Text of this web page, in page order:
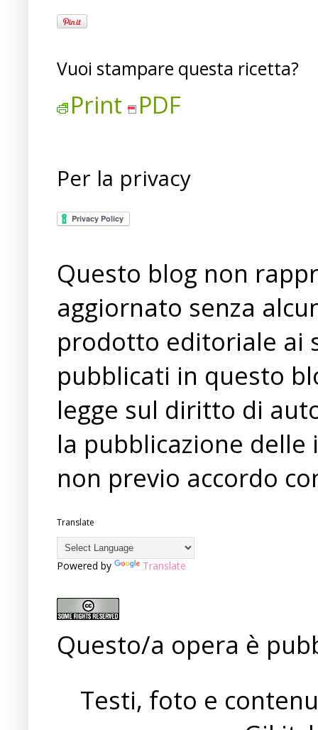
Vuoi stampare questa ricetta?
Print PDF
Per la privacy
Questo blog non
aggiornato senza
prodotto editoriale ai
pubblicati in questo
legge sul diritto di
la pubblicazione
non previo accordo
Translate
Powered by Translate
Questo/a opera è
Testi, foto e